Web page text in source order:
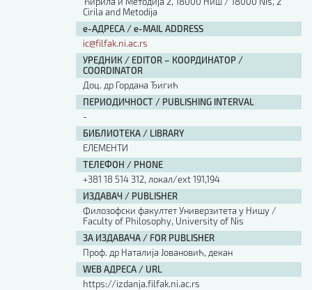
Cirila and Metodija
е-АДРЕСА / e-MAIL ADDRESS
ic@filfak.ni.ac.rs
УРЕДНИК / EDITOR – КООРДИНАТОР /
COORDINATOR
Доц. др Гордана Ђигић
ПЕРИОДИЧНОСТ / PUBLISHING INTERVAL
-
БИБЛИОТЕКА / LIBRARY
ЕЛЕМЕНТИ
ТЕЛЕФОН / PHONE
+381 18 514 312, локал/ext 191,194
ИЗДАВАЧ / PUBLISHER
Филозофски факултет Универзитета у Нишу /
Faculty of Philosophy, University of Nis
ЗА ИЗДАВАЧА / FOR PUBLISHER
Проф. др Наталија Јовановић, декан
WEB АДРЕСА / URL
https://izdanja.filfak.ni.ac.rs